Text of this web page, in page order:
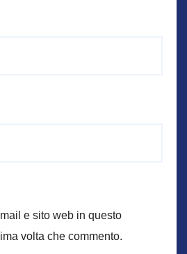
e sito web in questo
volta che commento.